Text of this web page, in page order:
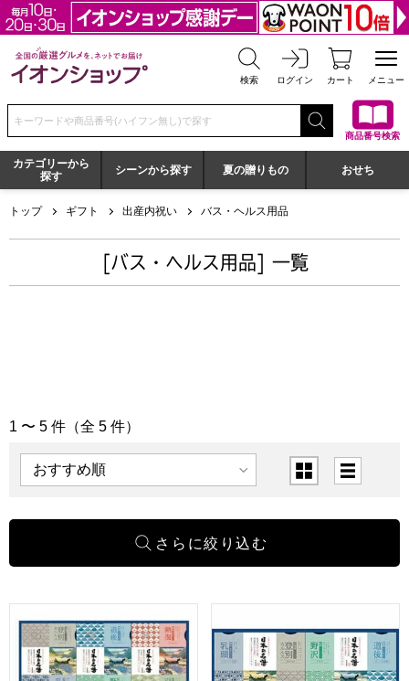
全国の厳選グルメを、ネットでお届け イオンショップ
検索 ログイン カート メニュー
検索キーワードまたは商品番号を入力してください
商品番号検索
カテゴリーから
探す
シーンから探す 夏の贈りもの おせち
トップ ギフト 出産内祝い バス・ヘルス用品
[バス・ヘルス用品] 一覧
「バス・ヘルス用品」の商品一覧
1 〜 5 件（全 5 件）
表示順 表示切替